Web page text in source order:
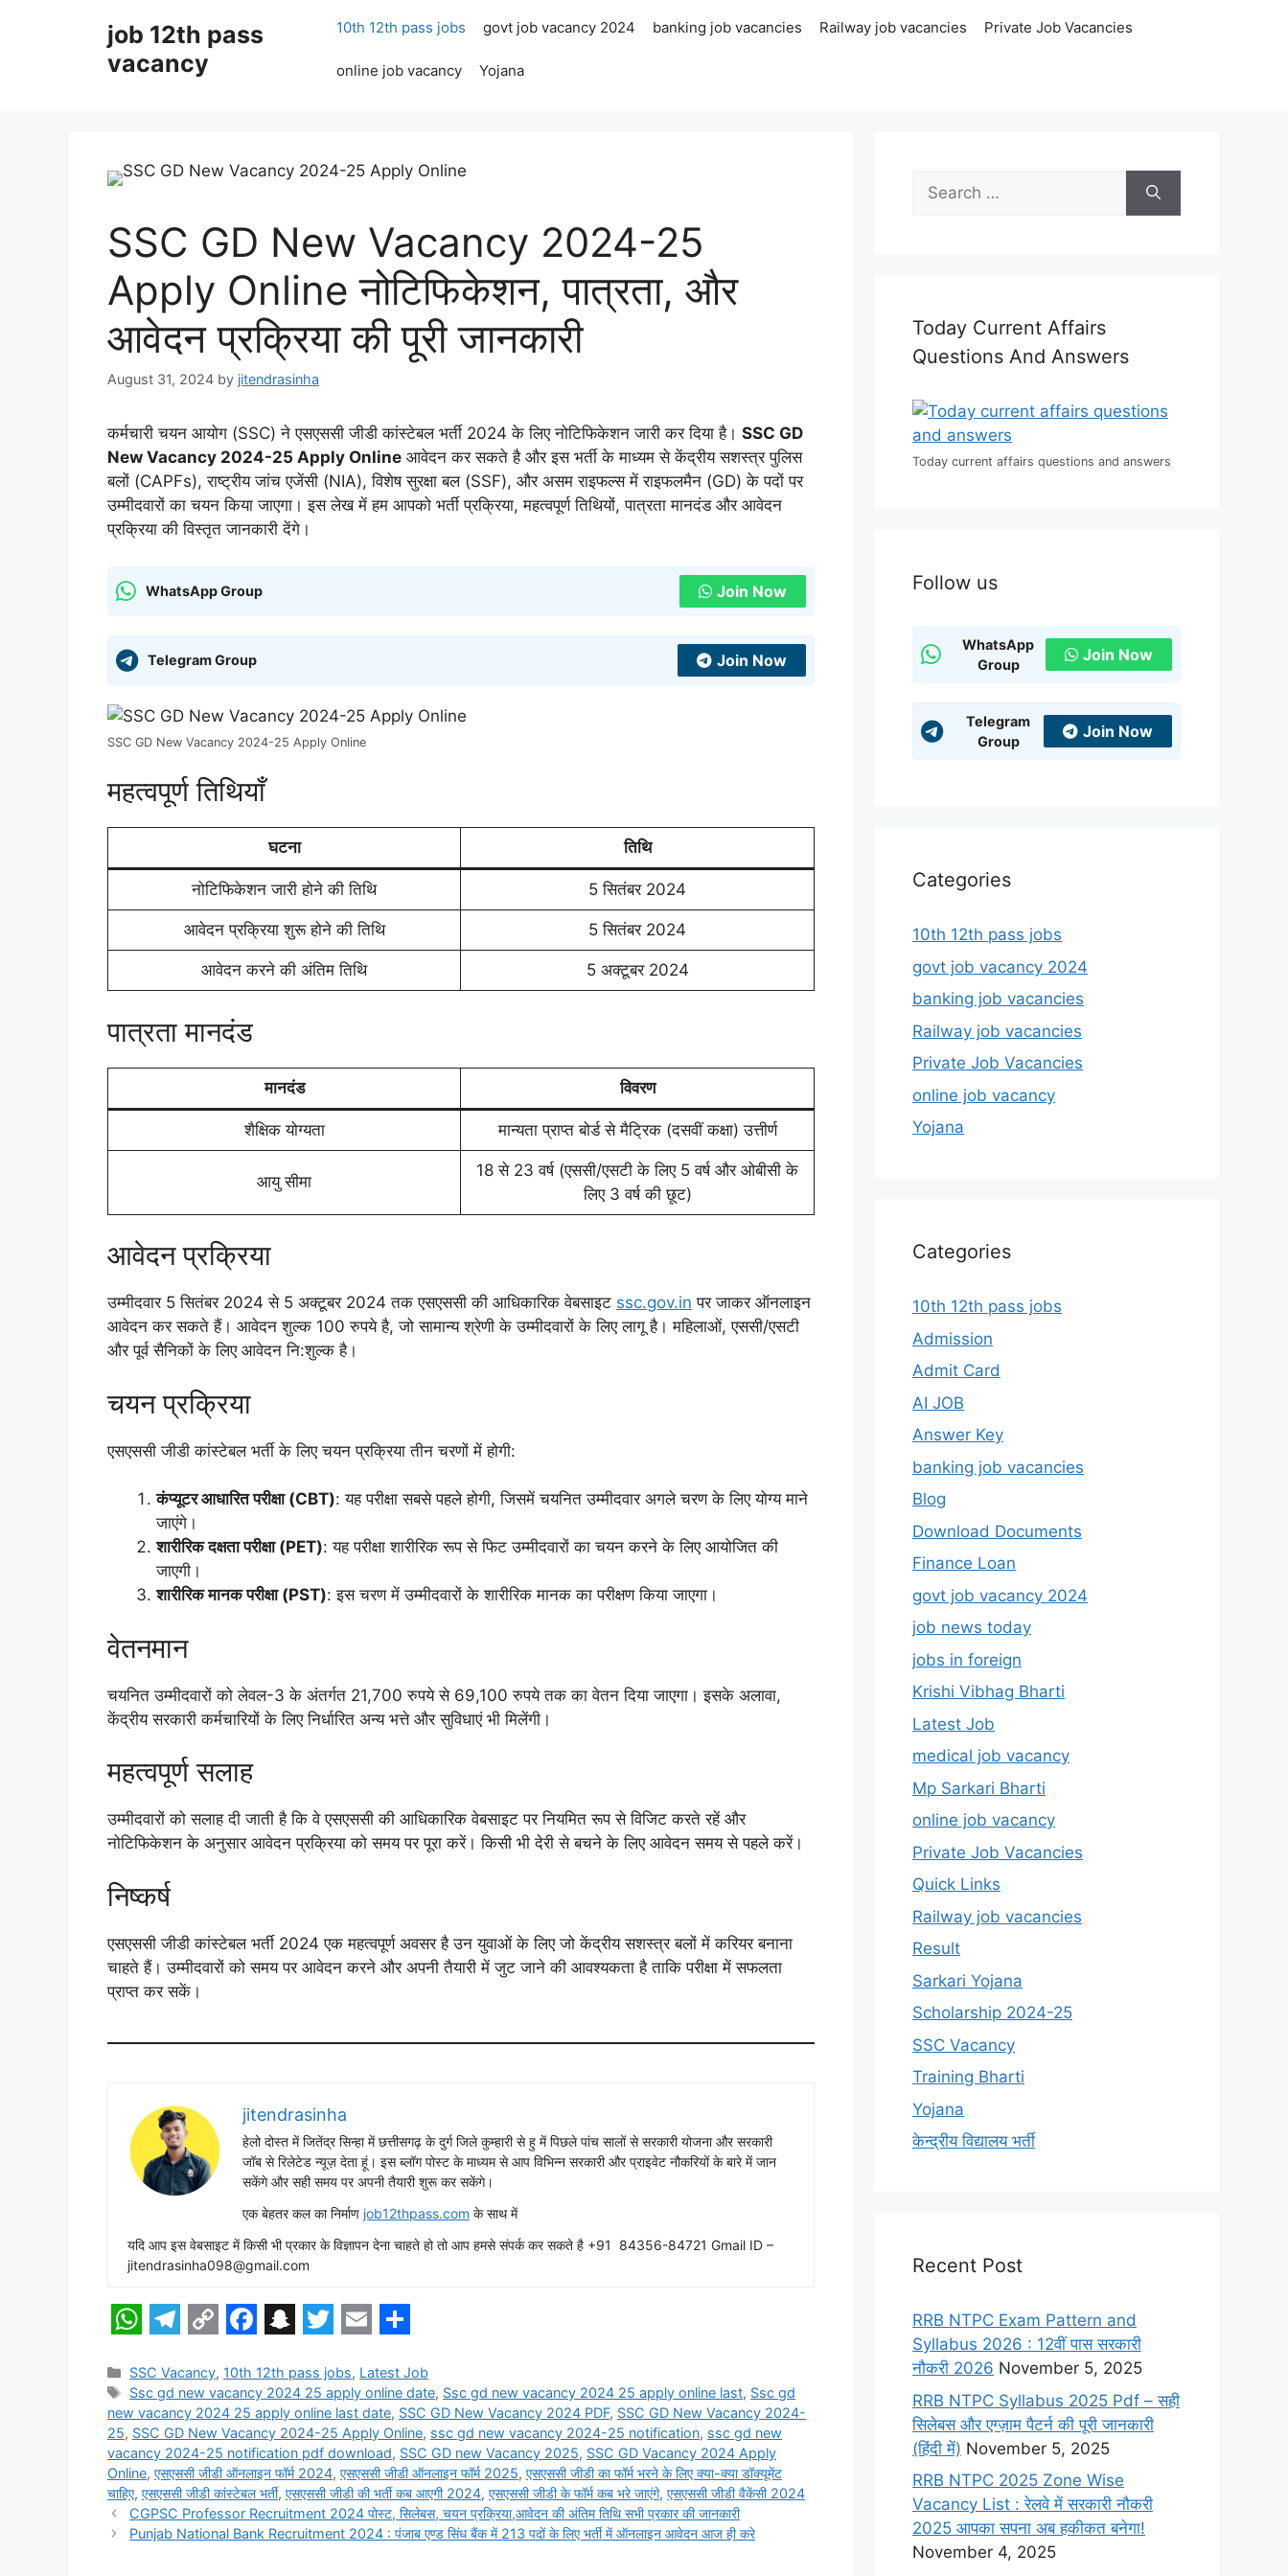
job 12th pass
vacancy
10th 12th pass jobs govt job vacancy 2024 banking job vacancies Railway job vacancies Private Job Vacancies
online job vacancy Yojana
SSC GD New Vacancy 2024-25
Apply Online नोटिफिकेशन, पात्रता, और
आवेदन प्रक्रिया की पूरी जानकारी
August 31, 2024 by jitendrasinha
कर्मचारी चयन आयोग (SSC) ने एसएससी जीडी कांस्टेबल भर्ती 2024 के लिए नोटिफिकेशन जारी कर दिया है। SSC GD
New Vacancy 2024-25 Apply Online आवेदन कर सकते है और इस भर्ती के माध्यम से केंद्रीय सशस्त्र पुलिस
बलों (CAPFs), राष्ट्रीय जांच एजेंसी (NIA), विशेष सुरक्षा बल (SSF), और असम राइफल्स में राइफलमैन (GD) के पदों पर
उम्मीदवारों का चयन किया जाएगा। इस लेख में हम आपको भर्ती प्रक्रिया, महत्वपूर्ण तिथियों, पात्रता मानदंड और आवेदन
प्रक्रिया की विस्तृत जानकारी देंगे।
WhatsApp Group Join Now
Telegram Group Join Now
SSC GD New Vacancy 2024-25 Apply Online
महत्वपूर्ण तिथियाँ
घटना तिथि
नोटिफिकेशन जारी होने की तिथि 5 सितंबर 2024
आवेदन प्रक्रिया शुरू होने की तिथि 5 सितंबर 2024
आवेदन करने की अंतिम तिथि 5 अक्टूबर 2024
पात्रता मानदंड
मानदंड विवरण
शैक्षिक योग्यता मान्यता प्राप्त बोर्ड से मैट्रिक (दसवीं कक्षा) उत्तीर्ण
आयु सीमा
18 से 23 वर्ष (एससी/एसटी के लिए 5 वर्ष और ओबीसी के
लिए 3 वर्ष की छूट)
आवेदन प्रक्रिया
उम्मीदवार 5 सितंबर 2024 से 5 अक्टूबर 2024 तक एसएससी की आधिकारिक वेबसाइट ssc.gov.in पर जाकर ऑनलाइन
आवेदन कर सकते हैं। आवेदन शुल्क 100 रुपये है, जो सामान्य श्रेणी के उम्मीदवारों के लिए लागू है। महिलाओं, एससी/एसटी
और पूर्व सैनिकों के लिए आवेदन नि:शुल्क है।
चयन प्रक्रिया
एसएससी जीडी कांस्टेबल भर्ती के लिए चयन प्रक्रिया तीन चरणों में होगी:
कंप्यूटर आधारित परीक्षा (CBT): यह परीक्षा सबसे पहले होगी, जिसमें चयनित उम्मीदवार अगले चरण के लिए योग्य माने
जाएंगे।
शारीरिक दक्षता परीक्षा (PET): यह परीक्षा शारीरिक रूप से फिट उम्मीदवारों का चयन करने के लिए आयोजित की
जाएगी।
शारीरिक मानक परीक्षा (PST): इस चरण में उम्मीदवारों के शारीरिक मानक का परीक्षण किया जाएगा।
वेतनमान
चयनित उम्मीदवारों को लेवल-3 के अंतर्गत 21,700 रुपये से 69,100 रुपये तक का वेतन दिया जाएगा। इसके अलावा,
केंद्रीय सरकारी कर्मचारियों के लिए निर्धारित अन्य भत्ते और सुविधाएं भी मिलेंगी।
महत्वपूर्ण सलाह
उम्मीदवारों को सलाह दी जाती है कि वे एसएससी की आधिकारिक वेबसाइट पर नियमित रूप से विजिट करते रहें और
नोटिफिकेशन के अनुसार आवेदन प्रक्रिया को समय पर पूरा करें। किसी भी देरी से बचने के लिए आवेदन समय से पहले करें।
निष्कर्ष
एसएससी जीडी कांस्टेबल भर्ती 2024 एक महत्वपूर्ण अवसर है उन युवाओं के लिए जो केंद्रीय सशस्त्र बलों में करियर बनाना
चाहते हैं। उम्मीदवारों को समय पर आवेदन करने और अपनी तैयारी में जुट जाने की आवश्यकता है ताकि परीक्षा में सफलता
प्राप्त कर सकें।
jitendrasinha
हेलो दोस्त में जितेंद्र सिन्हा में छत्तीसगढ़ के दुर्ग जिले कुम्हारी से हु में पिछले पांच सालों से सरकारी योजना और सरकारी
जॉब से रिलेटेड न्यूज़ देता हूं। इस ब्लॉग पोस्ट के माध्यम से आप विभिन्न सरकारी और प्राइवेट नौकरियों के बारे में जान
सकेंगे और सही समय पर अपनी तैयारी शुरू कर सकेंगे।
एक बेहतर कल का निर्माण job12thpass.com के साथ में
यदि आप इस वेबसाइट में किसी भी प्रकार के विज्ञापन देना चाहते हो तो आप हमसे संपर्क कर सकते है +91 84356-84721 Gmail ID –
jitendrasinha098@gmail.com
h
a
t
s
A
p
e
l
e
g
r
a
o
p
y
L
i
n
a
c
e
b
o
o
n
a
p
c
h
a
w
i
t
t
e
r
m
a
i
l
h
a
r
e
Categories
SSC Vacancy, 10th 12th pass jobs, Latest Job
Tags
Ssc gd new vacancy 2024 25 apply online date, Ssc gd new vacancy 2024 25 apply online last, Ssc gd
new vacancy 2024 25 apply online last date, SSC GD New Vacancy 2024 PDF, SSC GD New Vacancy 2024-
25, SSC GD New Vacancy 2024-25 Apply Online, ssc gd new vacancy 2024-25 notification, ssc gd new
vacancy 2024-25 notification pdf download, SSC GD new Vacancy 2025, SSC GD Vacancy 2024 Apply
Online, एसएससी जीडी ऑनलाइन फॉर्म 2024, एसएससी जीडी ऑनलाइन फॉर्म 2025, एसएससी जीडी का फॉर्म भरने के लिए क्या-क्या डॉक्यूमेंट
चाहिए, एसएससी जीडी कांस्टेबल भर्ती, एसएससी जीडी की भर्ती कब आएगी 2024, एसएससी जीडी के फॉर्म कब भरे जाएंगे, एसएससी जीडी वैकेंसी 2024
CGPSC Professor Recruitment 2024 पोस्ट, सिलेबस, चयन प्रक्रिया,आवेदन की अंतिम तिथि सभी प्रकार की जानकारी
Punjab National Bank Recruitment 2024 : पंजाब एण्ड सिंध बैंक में 213 पदों के लिए भर्ती में ऑनलाइन आवेदन आज ही करे
Search
for:
Today Current Affairs
Questions And Answers
Today current affairs questions and answers
Follow us
WhatsApp
Group
Join Now
Telegram
Group
Join Now
Categories
10th 12th pass jobs
govt job vacancy 2024
banking job vacancies
Railway job vacancies
Private Job Vacancies
online job vacancy
Yojana
Categories
10th 12th pass jobs
Admission
Admit Card
AI JOB
Answer Key
banking job vacancies
Blog
Download Documents
Finance Loan
govt job vacancy 2024
job news today
jobs in foreign
Krishi Vibhag Bharti
Latest Job
medical job vacancy
Mp Sarkari Bharti
online job vacancy
Private Job Vacancies
Quick Links
Railway job vacancies
Result
Sarkari Yojana
Scholarship 2024-25
SSC Vacancy
Training Bharti
Yojana
केन्द्रीय विद्यालय भर्ती
Recent Post
RRB NTPC Exam Pattern and
Syllabus 2026 : 12वीं पास सरकारी
नौकरी 2026 November 5, 2025
RRB NTPC Syllabus 2025 Pdf – सही
सिलेबस और एग्ज़ाम पैटर्न की पूरी जानकारी
(हिंदी में) November 5, 2025
RRB NTPC 2025 Zone Wise
Vacancy List : रेलवे में सरकारी नौकरी
2025 आपका सपना अब हकीकत बनेगा!
November 4, 2025